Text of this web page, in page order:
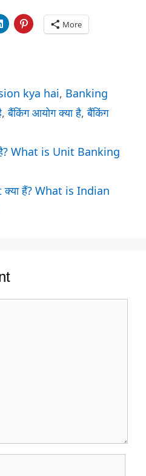
More
kya hai, Banking
,बैंकिंग आयोग क्या है,बैंकिंग
What is Unit Banking
हैं? What is Indian